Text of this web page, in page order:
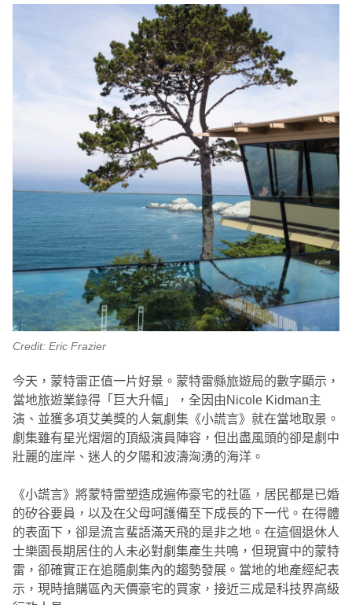
Credit: Eric Frazier
今天，蒙特雷正值一片好景。蒙特雷縣旅遊局的數字顯示，
當地旅遊業錄得「巨大升幅」，全因由Nicole Kidman主
演、並獲多項艾美獎的人氣劇集《小謊言》就在當地取景。
劇集雖有星光熠熠的頂級演員陣容，但出盡風頭的卻是劇中
壯麗的崖岸、迷人的夕陽和波濤洶湧的海洋。
《小謊言》將蒙特雷塑造成遍佈豪宅的社區，居民都是已婚
的矽谷要員，以及在父母呵護備至下成長的下一代。在得體
的表面下，卻是流言蜚語滿天飛的是非之地。在這個退休人
士樂園長期居住的人未必對劇集產生共鳴，但現實中的蒙特
雷，卻確實正在追隨劇集內的趨勢發展。當地的地產經紀表
示，現時搶購區內天價豪宅的買家，接近三成是科技界高級